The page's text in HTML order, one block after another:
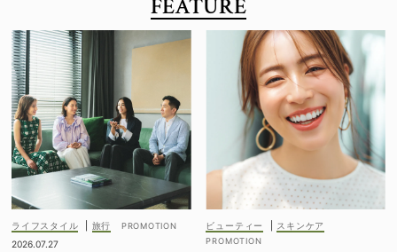
FEATURE
ライフスタイル
旅行
2026.07.27
ビューティー スキンケア